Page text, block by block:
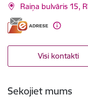
Raiņa bulvāris 15,
Visi kontakti
Sekojiet mums